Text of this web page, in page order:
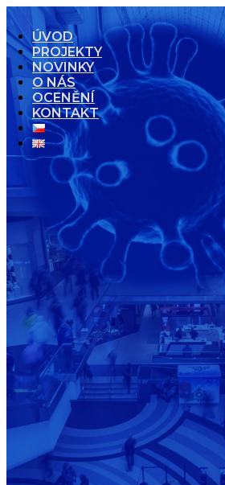
ÚVOD
PROJEKTY
NOVINKY
O NÁS
OCENĚNÍ
KONTAKT